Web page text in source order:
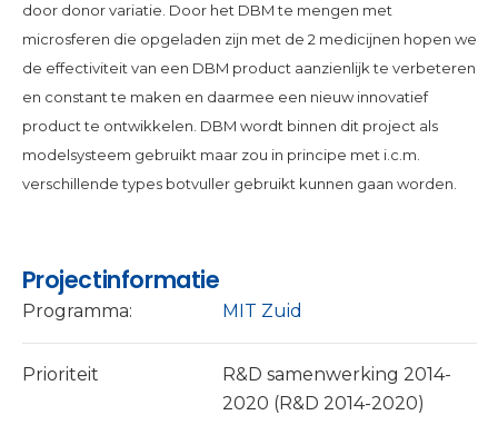
door donor variatie. Door het DBM te mengen met
microsferen die opgeladen zijn met de 2 medicijnen hopen we
de effectiviteit van een DBM product aanzienlijk te verbeteren
en constant te maken en daarmee een nieuw innovatief
product te ontwikkelen. DBM wordt binnen dit project als
modelsysteem gebruikt maar zou in principe met i.c.m.
verschillende types botvuller gebruikt kunnen gaan worden.
Projectinformatie
Programma: MIT Zuid
Prioriteit
R&D samenwerking 2014-
2020 (R&D 2014-2020)